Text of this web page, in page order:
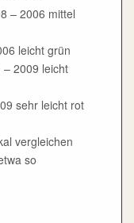
– 2006 mittel
leicht grün
2009 leicht
sehr leicht rot
vergleichen
so